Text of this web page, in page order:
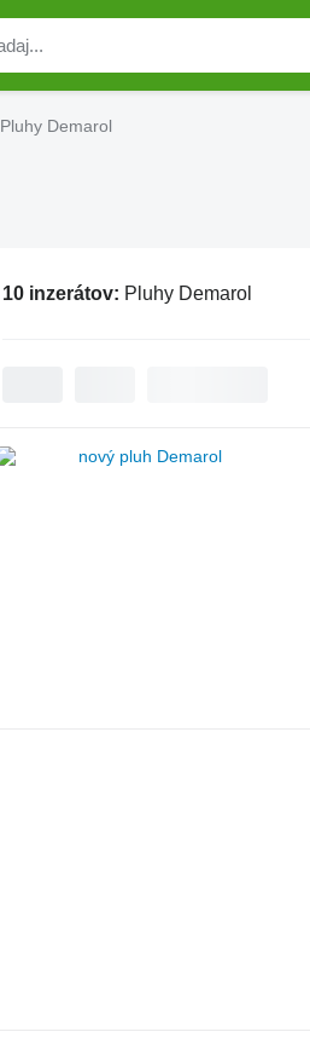
Pluhy Demarol
10 inzerátov: Pluhy Demarol